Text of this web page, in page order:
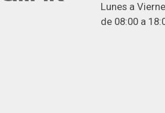
Lunes a
de 08:00 a